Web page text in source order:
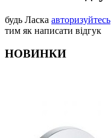
будь Ласка авторизуйтесь
тим як написати відгук
НОВИНКИ